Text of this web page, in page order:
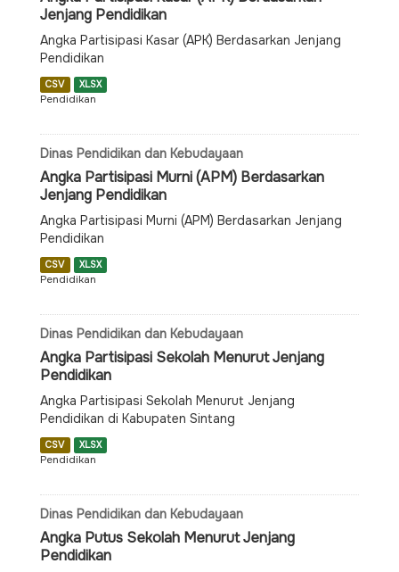
Jenjang Pendidikan
Angka Partisipasi Kasar (APK) Berdasarkan Jenjang
Pendidikan
CSV XLSX
Pendidikan
Dinas Pendidikan dan Kebudayaan
Angka Partisipasi Murni (APM) Berdasarkan
Jenjang Pendidikan
Angka Partisipasi Murni (APM) Berdasarkan Jenjang
Pendidikan
CSV XLSX
Pendidikan
Dinas Pendidikan dan Kebudayaan
Angka Partisipasi Sekolah Menurut Jenjang
Pendidikan
Angka Partisipasi Sekolah Menurut Jenjang
Pendidikan di Kabupaten Sintang
CSV XLSX
Pendidikan
Dinas Pendidikan dan Kebudayaan
Angka Putus Sekolah Menurut Jenjang
Pendidikan